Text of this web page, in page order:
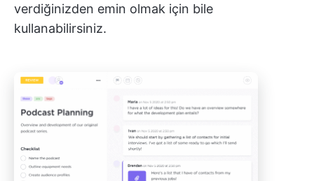
verdiğinizden emin olmak için bile
kullanabilirsiniz.